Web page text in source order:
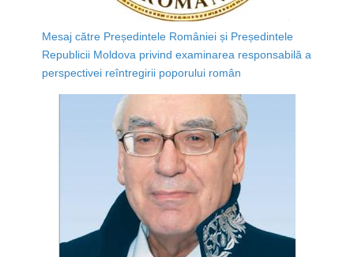
Mesaj către Președintele României și Președintele
Republicii Moldova privind examinarea responsabilă a
perspectivei reîntregirii poporului român